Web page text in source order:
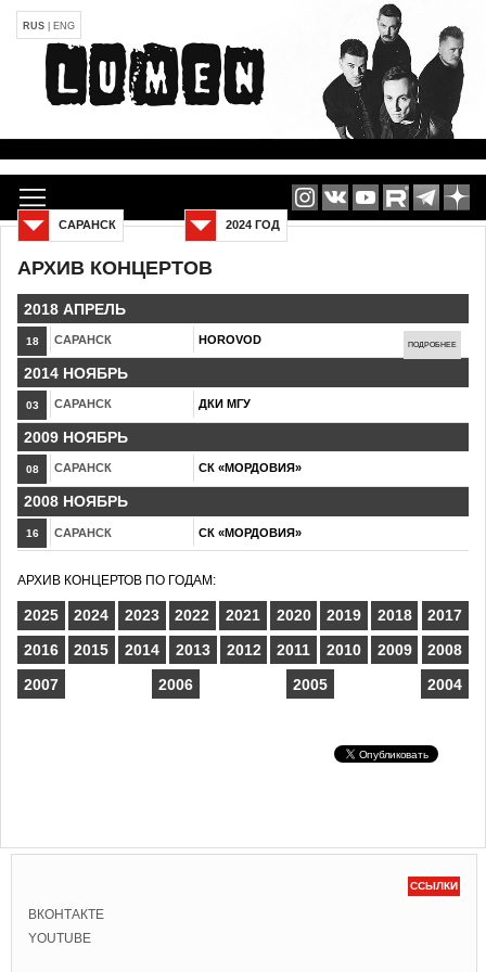
RUS ENG
АРХИВ КОНЦЕРТОВ
2024 ГОД
САРАНСК
2018 АПРЕЛЬ
18 САРАНСК HOROVOD ПОДРОБНЕЕ
2014 НОЯБРЬ
03 САРАНСК ДКИ МГУ
2009 НОЯБРЬ
08 САРАНСК СК «МОРДОВИЯ»
2008 НОЯБРЬ
16 САРАНСК СК «МОРДОВИЯ»
АРХИВ КОНЦЕРТОВ ПО ГОДАМ:
2025 2024 2023 2022 2021 2020 2019 2018
2017
2016
2015 2014 2013 2012 2011 2010 2009
2008
2007
2006 2005 2004
ССЫЛКИ
ВКОНТАКТЕ
YOUTUBE